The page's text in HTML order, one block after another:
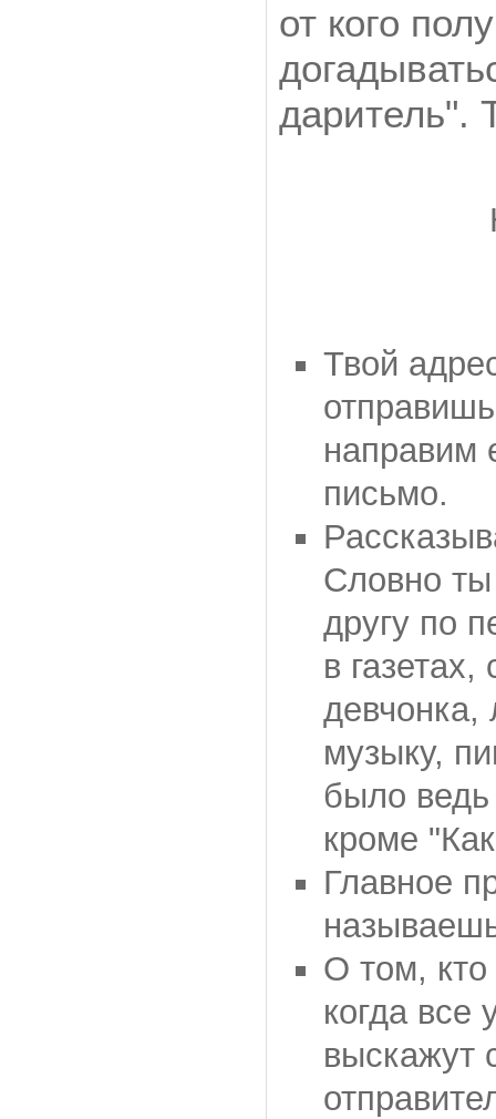
от кого
даритель".
Твой
направим
письмо.
Словно
другу по
в
музыку,
было
кроме
Главное
О том,
когда все
выскажут